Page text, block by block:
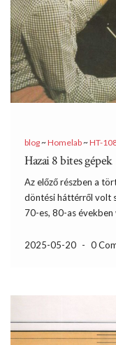
blog~Homelab~HT-
Hazai 8 bites gépek
Az előző részben a
döntési háttérről volt
70-es, 80-as
egyik fő oka a felülről
2025-05-20 - 0